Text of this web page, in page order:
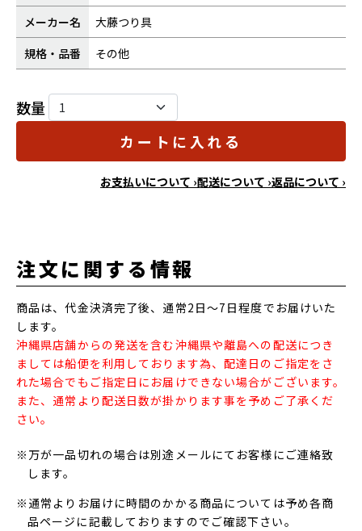
メーカー名
大藤つり具
規格・品番
その他
数量
カートに入れる
お支払いについて ›配送について ›返品について ›
注文に関する情報
商品は、代金決済完了後、通常2日～7日程度でお届けいた
します。
沖縄県店舗からの発送を含む沖縄県や離島への配送につき
ましては船便を利用しております為、配達日のご指定をさ
れた場合でもご指定日にお届けできない場合がございます。
また、通常より配送日数が掛かります事を予めご了承くだ
さい。
※万が一品切れの場合は別途メールにてお客様にご連絡致
します。
※通常よりお届けに時間のかかる商品については予め各商
品ページに記載しておりますのでご確認下さい。